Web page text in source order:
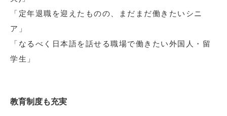
「定年退職を迎えたものの、まだまだ働きたいシニ
ア」
「なるべく日本語を話せる職場で働きたい外国人・留
学生」
教育制度も充実